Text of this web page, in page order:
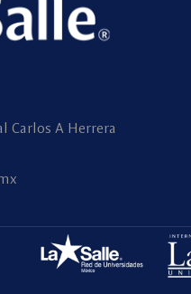
Carlos A Herrera